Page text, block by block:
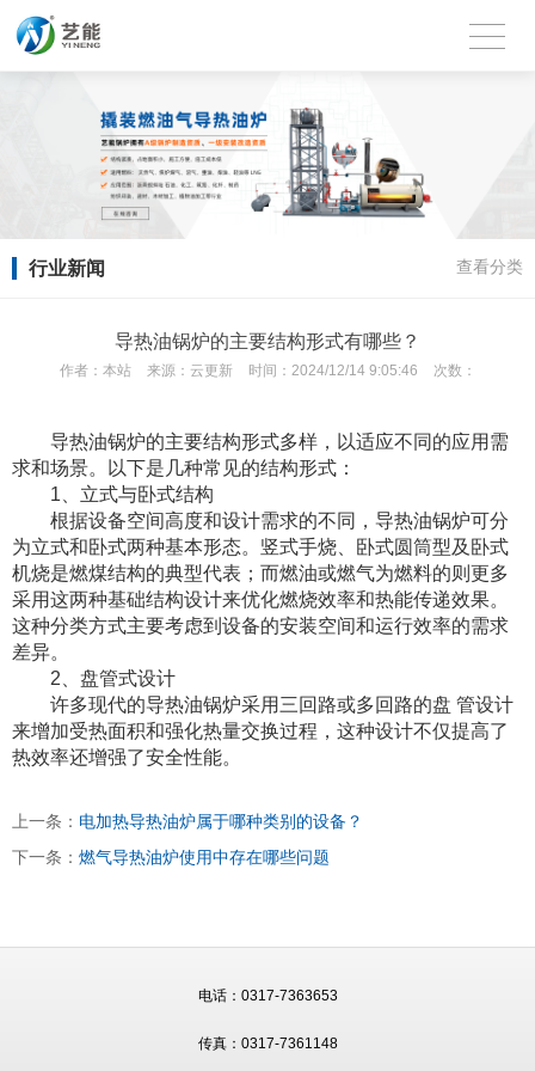
行业新闻 查看分类
导热油锅炉的主要结构形式有哪些？
作者： 本站 来源： 云更新 时间： 2024/12/14 9:05:46 次数：
导热油锅炉的主要结构形式多样，以适应不同的应用需
求和场景。以下是几种常见的结构形式：
1、立式与卧式结构
根据设备空间高度和设计需求的不同，导热油锅炉可分
为立式和卧式两种基本形态。竖式手烧、卧式圆筒型及卧式
机烧是燃煤结构的典型代表；而燃油或燃气为燃料的则更多
采用这两种基础结构设计来优化燃烧效率和热能传递效果。
这种分类方式主要考虑到设备的安装空间和运行效率的需求
差异。
2、盘管式设计
许多现代的导热油锅炉采用三回路或多回路的盘 管设计
来增加受热面积和强化热量交换过程，这种设计不仅提高了
热效率还增强了安全性能。
上一条： 电加热导热油炉属于哪种类别的设备？
下一条： 燃气导热油炉使用中存在哪些问题
电话：0317-7363653
传真：0317-7361148